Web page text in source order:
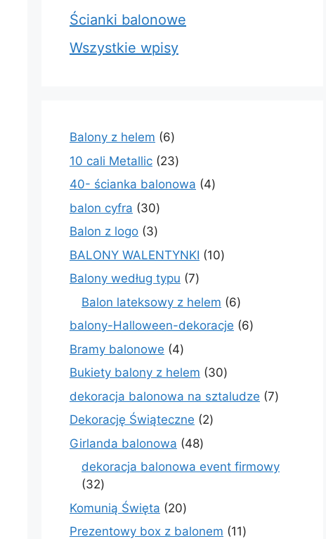
Ścianki balonowe
Wszystkie wpisy
Balony z helem 66
produktów
10 cali Metallic 2323
produkty
40- ścianka balonowa 44
balon cyfra 3030
produktów
Balon z logo 33
produkty
BALONY WALENTYNKI 1010
Balony według typu 77
produktów
Balon lateksowy z helem 66
produktów
balony-Halloween-dekoracje 66
Bramy balonowe 44
produkty
Bukiety balony z helem 3030
produktów
dekoracja balonowa na sztaludze 77
Dekorację Świąteczne 22
Girlanda balonowa 4848
produktów
dekoracja balonowa event firmowy
3232
produkty
Komunią Święta 2020
produktów
Prezentowy box z balonem 1111